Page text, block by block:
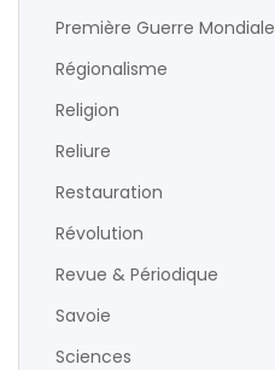
Première Guerre Mondiale
Régionalisme
Religion
Reliure
Restauration
Révolution
Revue & Périodique
Savoie
Sciences